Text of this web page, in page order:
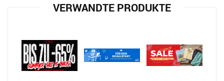
VERWANDTE PRODUKTE